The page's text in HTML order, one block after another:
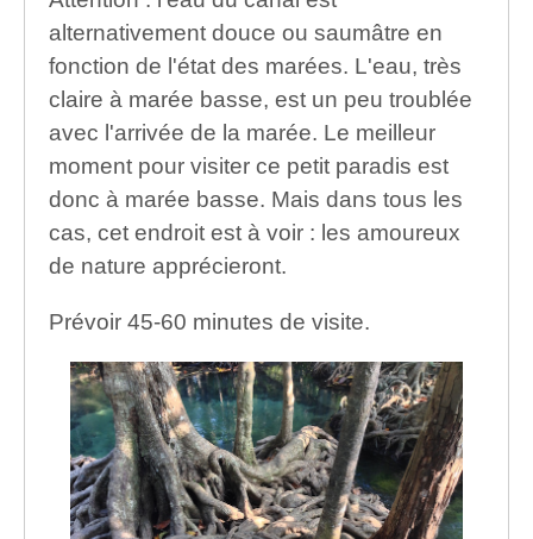
alternativement douce ou saumâtre en
fonction de l'état des marées. L'eau, très
claire à marée basse, est un peu troublée
avec l'arrivée de la marée. Le meilleur
moment pour visiter ce petit paradis est
donc à marée basse. Mais dans tous les
cas, cet endroit est à voir : les amoureux
de nature apprécieront.
Prévoir 45-60 minutes de visite.